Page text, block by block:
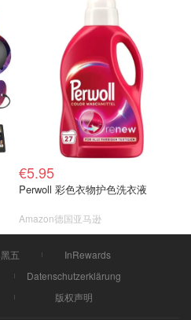
€5.95
Perwoll 彩色衣物护色洗衣液
Amazon德国亚马逊
黑五
InRewards
Datenschutzerklärung
版权声明